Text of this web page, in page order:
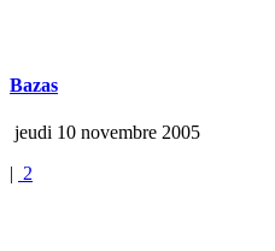
Bazas
jeudi 10 novembre 2005
| 2